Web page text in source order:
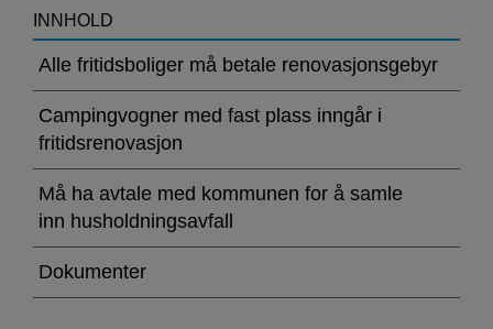
>Ny
renovasjonsforskrift
på
høring:
Dette
betyr
det
INNHOLD
Alle fritidsboliger må betale renovasjonsgebyr
Campingvogner med fast plass inngår i
fritidsrenovasjon
Må ha avtale med kommunen for å samle
inn husholdningsavfall
Dokumenter